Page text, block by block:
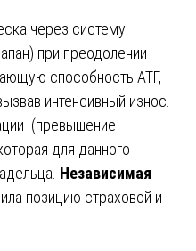
через систему
при преодолении
способность ATF,
интенсивный износ.
(превышение
для данного
Независимая
позицию страховой и